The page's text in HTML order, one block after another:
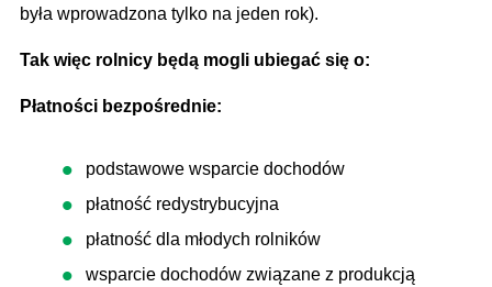
była wprowadzona tylko na jeden rok).
Tak więc rolnicy będą mogli ubiegać się o:
Płatności bezpośrednie:
podstawowe wsparcie dochodów
płatność redystrybucyjna
płatność dla młodych rolników
wsparcie dochodów związane z produkcją